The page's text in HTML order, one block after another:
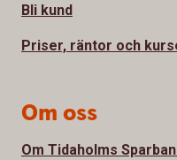
Bli kund
Priser, räntor och
Om oss
Om Tidaholms